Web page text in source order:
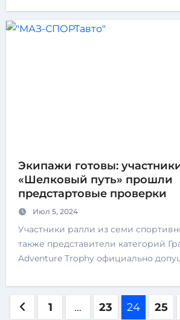
Экипажи готовы:
«Шелковый путь» прошли
предстартовые проверки
Июл 5, 2024
Участники ралли из семи спортивных зачётов, а
также представители категорий
Adventure Trophy официально
1 … 23 24 25